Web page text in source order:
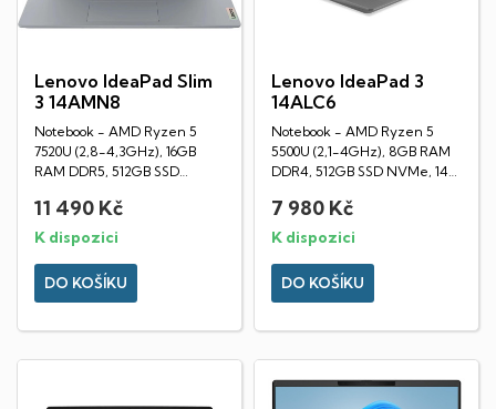
Lenovo IdeaPad Slim
3 14AMN8
Notebook - AMD Ryzen 5
7520U (2,8-4,3GHz), 16GB
RAM DDR5, 512GB SSD
displej...
11 490 Kč
K dispozici
DO KOŠÍKU
Lenovo IdeaPad 3
14ALC6
Notebook - AMD Ryzen 5
5500U (2,1-4GHz), 8GB RAM
DDR4, 512GB SSD NVMe, 14"
7 980 Kč
K dispozici
DO KOŠÍKU